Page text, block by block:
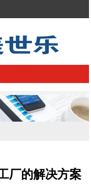
厂的解决方案